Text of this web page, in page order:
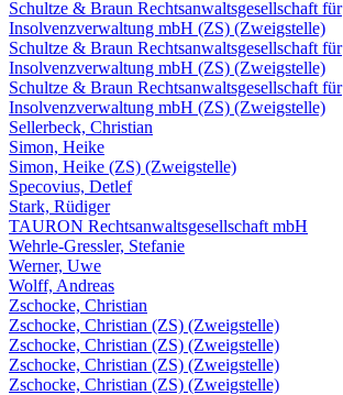
Schultze & Braun Rechtsanwaltsgesellschaft für
Insolvenzverwaltung mbH (ZS) (Zweigstelle)
Schultze & Braun Rechtsanwaltsgesellschaft für
Insolvenzverwaltung mbH (ZS) (Zweigstelle)
Schultze & Braun Rechtsanwaltsgesellschaft für
Insolvenzverwaltung mbH (ZS) (Zweigstelle)
Sellerbeck, Christian
Simon, Heike
Simon, Heike (ZS) (Zweigstelle)
Specovius, Detlef
Stark, Rüdiger
TAURON Rechtsanwaltsgesellschaft mbH
Wehrle-Gressler, Stefanie
Werner, Uwe
Wolff, Andreas
Zschocke, Christian
Zschocke, Christian (ZS) (Zweigstelle)
Zschocke, Christian (ZS) (Zweigstelle)
Zschocke, Christian (ZS) (Zweigstelle)
Zschocke, Christian (ZS) (Zweigstelle)